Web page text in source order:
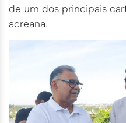
de um dos principais
acreana.